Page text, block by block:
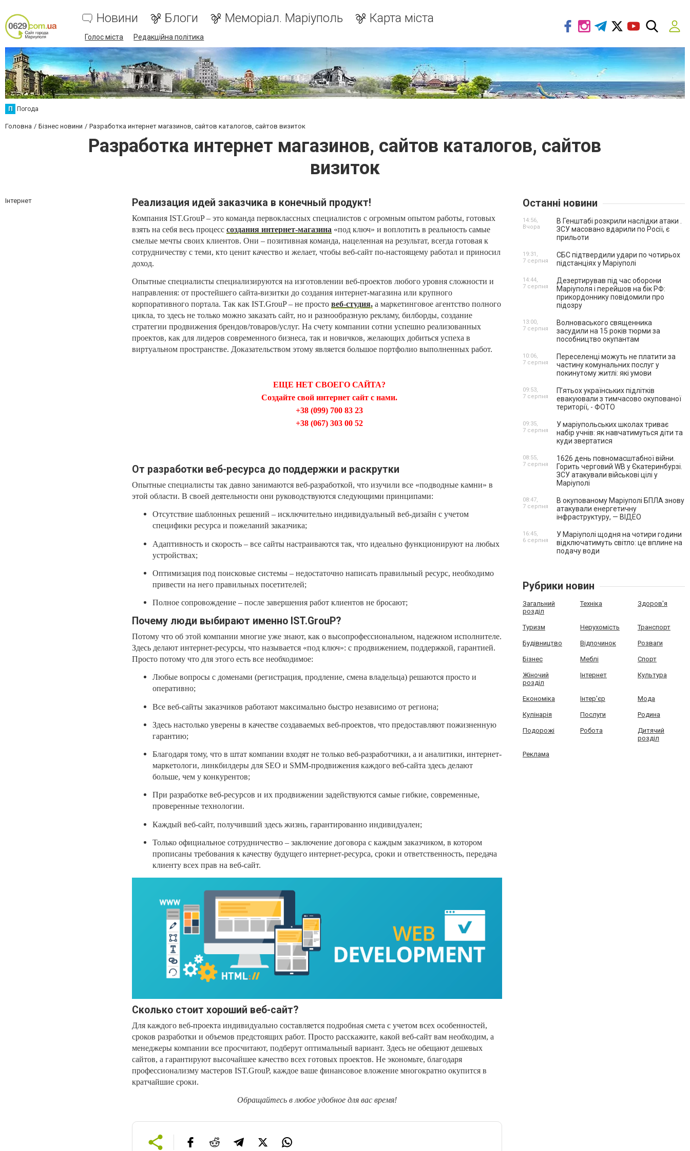
Новини Блоги Меморіал. Маріуполь Карта міста
Голос міста Редакційна політика
П Погода
Головна Бізнес новини Разработка интернет магазинов, сайтов каталогов, сайтов визиток
Разработка интернет магазинов, сайтов каталогов, сайтов
визиток
Інтернет Реализация идей заказчика в конечный продукт!
Компания IST.GrouP – это команда первоклассных специалистов с огромным опытом работы, готовых
взять на себя весь процесс создания интернет-магазина «под ключ» и воплотить в реальность самые
смелые мечты своих клиентов. Они – позитивная команда, нацеленная на результат, всегда готовая к
сотрудничеству с теми, кто ценит качество и желает, чтобы веб-сайт по-настоящему работал и приносил
доход.
Опытные специалисты специализируются на изготовлении веб-проектов любого уровня сложности и
направления: от простейшего сайта-визитки до создания интернет-магазина или крупного
корпоративного портала. Так как IST.GrouP – не просто веб-студия, а маркетинговое агентство полного
цикла, то здесь не только можно заказать сайт, но и разнообразную рекламу, билборды, создание
стратегии продвижения брендов/товаров/услуг. На счету компании сотни успешно реализованных
проектов, как для лидеров современного бизнеса, так и новичков, желающих добиться успеха в
виртуальном пространстве. Доказательством этому является большое портфолио выполненных работ.
ЕЩЕ НЕТ СВОЕГО САЙТА?
Создайте свой интернет сайт с нами.
+38 (099) 700 83 23
+38 (067) 303 00 52
От разработки веб-ресурса до поддержки и раскрутки
Опытные специалисты так давно занимаются веб-разработкой, что изучили все «подводные камни» в
этой области. В своей деятельности они руководствуются следующими принципами:
Отсутствие шаблонных решений – исключительно индивидуальный веб-дизайн с учетом
специфики ресурса и пожеланий заказчика;
Адаптивность и скорость – все сайты настраиваются так, что идеально функционируют на любых
устройствах;
Оптимизация под поисковые системы – недостаточно написать правильный ресурс, необходимо
привести на него правильных посетителей;
Полное сопровождение – после завершения работ клиентов не бросают;
Почему люди выбирают именно IST.GrouP?
Потому что об этой компании многие уже знают, как о высопрофессиональном, надежном исполнителе.
Здесь делают интернет-ресурсы, что называется «под ключ»: с продвижением, поддержкой, гарантией.
Просто потому что для этого есть все необходимое:
Любые вопросы с доменами (регистрация, продление, смена владельца) решаются просто и
оперативно;
Все веб-сайты заказчиков работают максимально быстро независимо от региона;
Здесь настолько уверены в качестве создаваемых веб-проектов, что предоставляют пожизненную
гарантию;
Благодаря тому, что в штат компании входят не только веб-разработчики, а и аналитики, интернет-
маркетологи, линкбилдеры для SEO и SMM-продвижения каждого веб-сайта здесь делают
больше, чем у конкурентов;
При разработке веб-ресурсов и их продвижении задействуются самые гибкие, современные,
проверенные технологии.
Каждый веб-сайт, получивший здесь жизнь, гарантированно индивидуален;
Только официальное сотрудничество – заключение договора с каждым заказчиком, в котором
прописаны требования к качеству будущего интернет-ресурса, сроки и ответственность, передача
клиенту всех прав на веб-сайт.
Сколько стоит хороший веб-сайт?
Для каждого веб-проекта индивидуально составляется подробная смета с учетом всех особенностей,
сроков разработки и объемов предстоящих работ. Просто расскажите, какой веб-сайт вам необходим, а
менеджеры компании все просчитают, подберут оптимальный вариант. Здесь не обещают дешевых
сайтов, а гарантируют высочайшее качество всех готовых проектов. Не экономьте, благодаря
профессионализму мастеров IST.GrouP, каждое ваше финансовое вложение многократно окупится в
кратчайшие сроки.
Обращайтесь в любое удобное для вас время!
Останні новини
В Генштабі розкрили наслідки атаки .
ЗСУ масовано вдарили по Росії, є
прильоти
14:56,
Вчора
СБС підтвердили удари по чотирьох
підстанціях у Маріуполі
19:31,
7 серпня
Дезертирував під час оборони
Маріуполя і перейшов на бік РФ:
прикордоннику повідомили про
підозру
14:44,
7 серпня
Волноваського священника
засудили на 15 років тюрми за
пособництво окупантам
13:00,
7 серпня
Переселенці можуть не платити за
частину комунальних послуг у
покинутому житлі: які умови
10:06,
7 серпня
П’ятьох українських підлітків
евакуювали з тимчасово окупованої
території, - ФОТО
09:53,
7 серпня
У маріупольських школах триває
набір учнів: як навчатимуться діти та
куди звертатися
09:35,
7 серпня
1626 день повномасштабної війни.
Горить черговий WB у Єкатеринбурзі.
ЗСУ атакували військові цілі у
Маріуполі
08:55,
7 серпня
В окупованому Маріуполі БПЛА знову
атакували енергетичну
інфраструктуру, — ВІДЕО
08:47,
7 серпня
У Маріуполі щодня на чотири години
відключатимуть світло: це вплине на
подачу води
16:45,
6 серпня
Рубрики новин
Загальний
розділ
Техніка Здоров'я
Туризм Нерухомість Транспорт
Будівництво Відпочинок Розваги
Бізнес Меблі Спорт
Жіночий
розділ
Інтернет Культура
Економіка Інтер'єр Мода
Кулінарія Послуги Родина
Подорожі Робота
Дитячий
розділ
Реклама